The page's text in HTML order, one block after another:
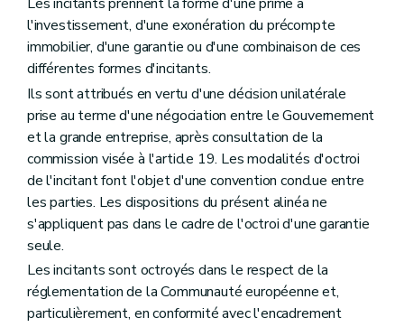
l'investissement, d'une exonération du précompte
immobilier, d'une garantie ou d'une combinaison de ces
différentes formes d'incitants.
Ils sont attribués en vertu d'une décision unilatérale
prise au terme d'une négociation entre le Gouvernement
et la grande entreprise, après consultation de la
commission visée à l'article 19. Les modalités d'octroi
de l'incitant font l'objet d'une convention conclue entre
les parties. Les dispositions du présent alinéa ne
s'appliquent pas dans le cadre de l'octroi d'une garantie
seule.
Les incitants sont octroyés dans le respect de la
réglementation de la Communauté européenne et,
particulièrement, en conformité avec l'encadrement